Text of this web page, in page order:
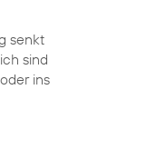
senkt
sind
ins